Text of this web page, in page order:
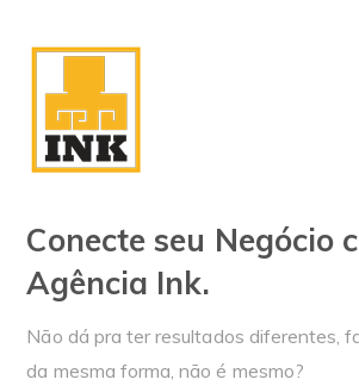
Conecte seu Negócio
Agência Ink.
Não dá pra ter resultados diferentes,
da mesma forma, não é mesmo?